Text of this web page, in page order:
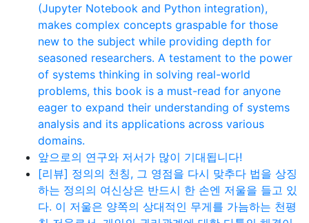
(Jupyter Notebook and Python integration),
makes complex concepts graspable for those
new to the subject while providing depth for
seasoned researchers. A testament to the power
of systems thinking in solving real-world
problems, this book is a must-read for anyone
eager to expand their understanding of systems
analysis and its applications across various
domains.
앞으로의 연구와 저서가 많이 기대됩니다!
[리뷰] 정의의 천칭, 그 영점을 다시 맞추다 법을 상징
하는 정의의 여신상은 반드시 한 손엔 저울을 들고 있
다. 이 저울은 양쪽의 상대적인 무게를 가늠하는 천평